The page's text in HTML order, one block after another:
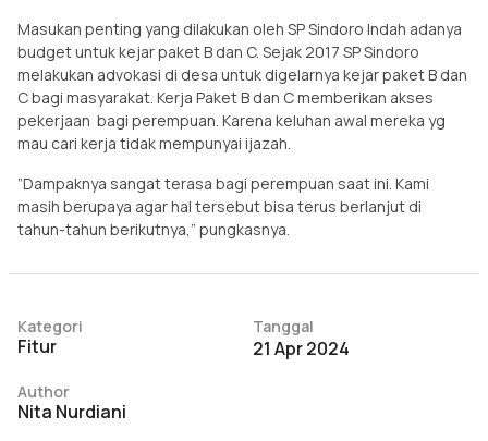
Masukan penting yang dilakukan oleh SP Sindoro Indah adanya
budget untuk kejar paket B dan C. Sejak 2017 SP Sindoro
melakukan advokasi di desa untuk digelarnya kejar paket B dan
C bagi masyarakat. Kerja Paket B dan C memberikan akses
pekerjaan bagi perempuan. Karena keluhan awal mereka yg
mau cari kerja tidak mempunyai ijazah.
”Dampaknya sangat terasa bagi perempuan saat ini. Kami
masih berupaya agar hal tersebut bisa terus berlanjut di
tahun-tahun berikutnya,” pungkasnya.
Kategori
Fitur
Tanggal
21 Apr 2024
Author
Nita Nurdiani